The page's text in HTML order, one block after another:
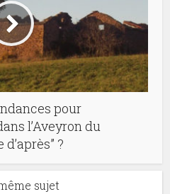
pour
l’Aveyron du
d’après” ?
sujet